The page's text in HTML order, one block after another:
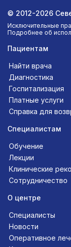
© 2012-2026
Исключительные
Подробнее об
Пациентам
Найти врача
Диагностика
Госпитализация
Платные услуги
Справка для
Специалистам
Обучение
Лекции
Клинические
Сотрудничество
О центре
Специалисты
Новости
Оперативное